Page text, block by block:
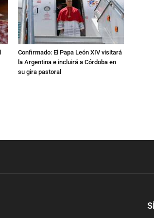
Confirmado: El Papa León XIV visitará
la Argentina e incluirá a Córdoba en
su gira pastoral